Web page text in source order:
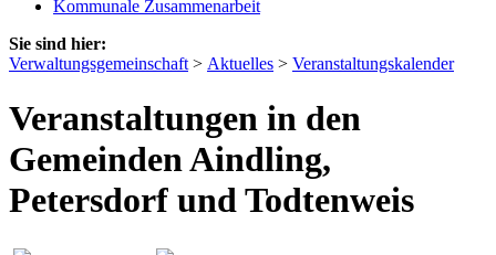
Kommunale Zusammenarbeit
Sie sind hier:
Verwaltungsgemeinschaft > Aktuelles > Veranstaltungskalender
Veranstaltungen in den
Gemeinden Aindling,
Petersdorf und Todtenweis